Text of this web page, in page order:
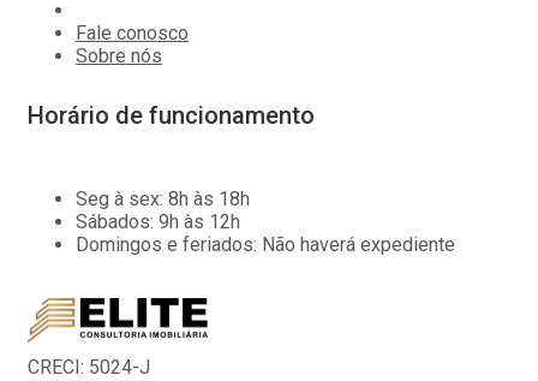
Fale conosco
Sobre nós
Horário de funcionamento
Seg à sex: 8h às 18h
Sábados: 9h às 12h
Domingos e feriados: Não haverá expediente
Página inicial
CRECI: 5024-J